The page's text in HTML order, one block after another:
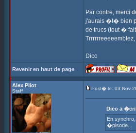
Par contre, merci
j'aurais �t� bien
de trucs (tout �
Dico
Revenir en haut de page
Alex Pilot
Staff Post� le: 03 Nov
Dico a
En
�pisode...